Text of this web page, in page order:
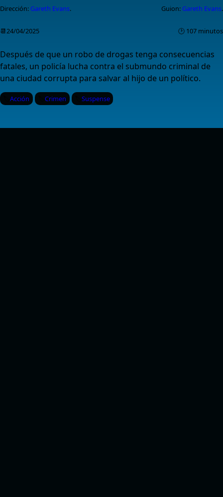
Dirección:Gareth Evans. Guion:Gareth Evans.
📆24/04/2025 🕑 107 minutos
Después de que un robo de drogas tenga consecuencias
fatales, un policía lucha contra el submundo criminal de
una ciudad corrupta para salvar al hijo de un político.
Acción Crimen Suspense